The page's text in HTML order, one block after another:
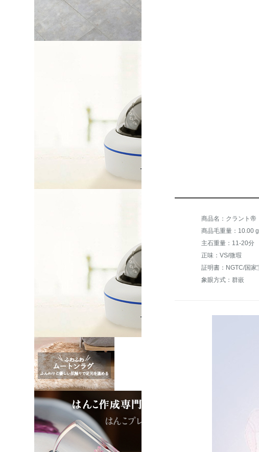
商品毛重量：10.00 g
主石重量：11-20分
正味：VS/微瑕
象眼方式：群嵌